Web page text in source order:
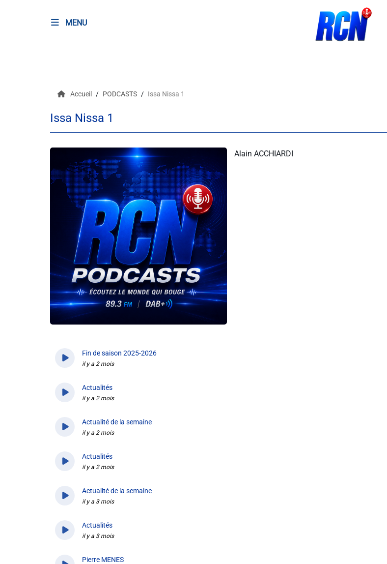
MENU
Evènements
Alerte Méduses 06
Issa Nissa OGC Nice
Liens utiles
Métropole Nice Côte d'Azur
Accueil PODCASTS Issa Nissa 1
Issa Nissa 1
Alain ACCHIARDI
Fin de saison 2025-2026
il y a 2 mois
Actualités
il y a 2 mois
Actualité de la semaine
il y a 2 mois
Actualités
il y a 2 mois
Actualité de la semaine
il y a 3 mois
Actualités
il y a 3 mois
Pierre MENES